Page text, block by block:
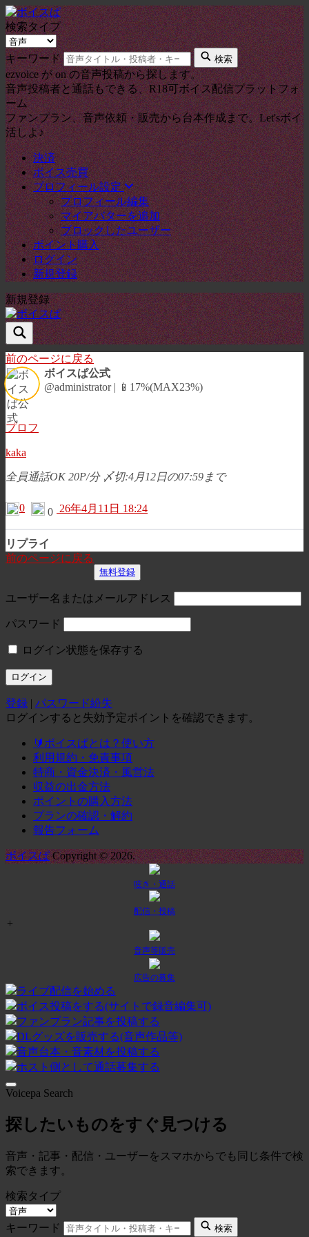
検索タイプ
キーワード 検索
ezvoice が on の音声投稿から探します。
音声投稿者と通話もできる、R18可ボイス配信プラットフォ
ーム
ファンプラン、音声依頼・販売から台本作成まで。Let'sボイ
活しよ♪
決済
ボイス売買
プロフィール設定
プロフィール編集
マイアバターを追加
ブロックしたユーザー
ポイント購入
ログイン
新規登録
新規登録
前のページに戻る
プロフ
ボイスぱ公式
@administrator | 📱17%(MAX23%)
kaka
全員通話OK 20P/分 〆切:4月12日の07:59まで
0 0 26年4月11日 18:24
リプライ
前のページに戻る
無料登録
ユーザー名またはメールアドレス
パスワード
ログイン状態を保存する
登録 | パスワード紛失
ログインすると失効予定ポイントを確認できます。
🔰ボイスぱとは？使い方
利用規約・免責事項
特商・資金決済・風営法
収益の出金方法
ポイントの購入方法
プランの確認・解約
報告フォーム
ボイスぱCopyright © 2026.
呟き・通話
配信・投稿
+
音声等販売
広告の募集
ライブ配信を始める
ボイス投稿をする(サイトで録音編集可)
ファンプラン記事を投稿する
DLグッズを販売する(音声作品等)
音声台本・音素材を投稿する
ホスト側として通話募集する
Voicepa Search
探したいものをすぐ見つける
音声・記事・配信・ユーザーをスマホからでも同じ条件で検
索できます。
検索タイプ
キーワード 検索